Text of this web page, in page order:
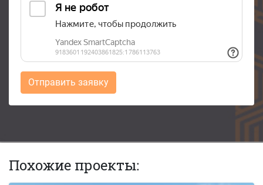
Отправить заявку
Похожие проекты: